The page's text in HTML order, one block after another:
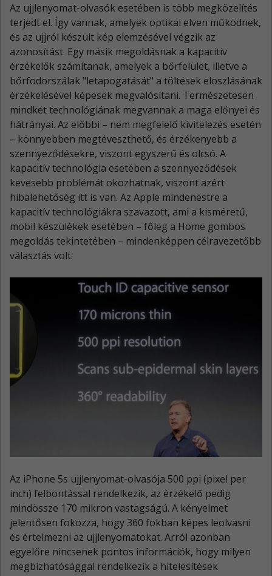
Az ujjlenyomat-olvasók esetében is több megközelítés
terjedt el. Így vannak, amelyek optikai elven működnek,
és az ujjról készült kép elemzésével végzik az
azonosítást. Egy másik megoldásnak a kapacitív
érzékelők számítanak, amelyek a bőrfelület, illetve a
bőrfodorszálak "letapogatását" a töltések eloszlásának
érzékelésével képesek megvalósítani. Természetesen
mindkét technológiának megvannak a maga előnyei és
hátrányai. Az előbbi – nem megfelelő kivitelezés esetén
– könnyebben megtéveszthető, és érzékenyebb a
szennyeződésekre, viszont egyszerű és olcsó. A
kapacitív technológia esetében a szennyeződések
kevesebb problémát okozhatnak, viszont azért
hibalehetőség itt is van. Az Apple mindenestre a
kapacitív technológiákra szavazott, ami a kisméretű,
mobil készülékek esetében – főleg a Home gombos
megoldás tekintetében – mindenképpen célravezetőbb
választás volt.
Az iPhone 5s ujjlenyomat-olvasója 500 ppi (pixel per
inch) felbontással rendelkezik, az érzékelő pedig
mindössze 170 mikron vastagságú. A kényelmet
jelentősen fokozza, hogy 360 fokban képes leolvasni
és értelmezni az ujjlenyomatokat. Arról azonban
egyelőre nincsenek pontos információk, hogy milyen
megbízhatósággal rendelkezik a hitelesítések